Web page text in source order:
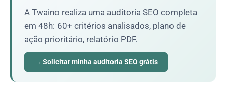
A Twaino realiza uma auditoria SEO completa
em 48h: 60+ critérios analisados, plano de
ação prioritário, relatório PDF.
→ Solicitar minha auditoria SEO grátis